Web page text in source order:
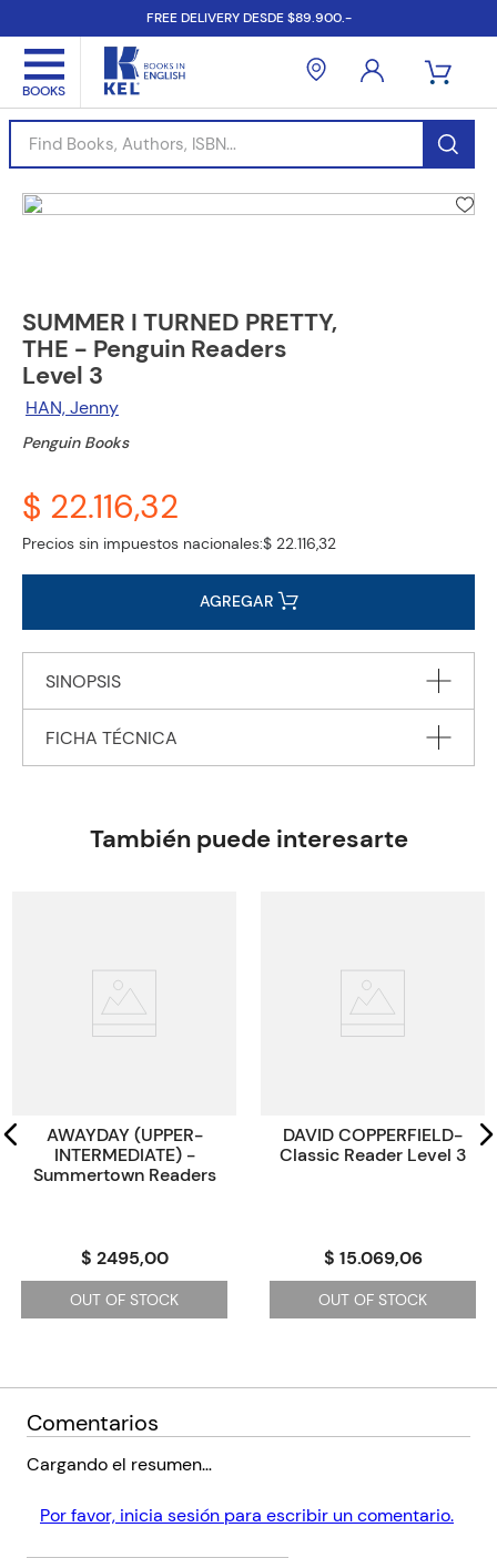
FREE DELIVERY DESDE $89.900.-
Find Books, Authors, ISBN...
SUMMER I TURNED PRETTY,
THE - Penguin Readers
Level 3
HAN, Jenny
Penguin Books
$ 22.116,32
Precios sin impuestos nacionales:$ 22.116,32
AGREGAR
SINOPSIS
FICHA TÉCNICA
Editorial PENGUIN BOOKS Ltd.
9780241589007
Paginas 80
También puede interesarte
AWAYDAY (UPPER-
INTERMEDIATE) -
Summertown Readers
$ 2495,00
OUT OF STOCK
DAVID COPPERFIELD-
Classic Reader Level 3
$ 15.069,06
OUT OF STOCK
Comentarios
Cargando el resumen…
Por favor, inicia sesión para escribir un comentario.